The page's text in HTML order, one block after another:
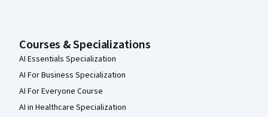
Courses & Specializations
AI Essentials Specialization
AI For Business Specialization
AI For Everyone Course
AI in Healthcare Specialization